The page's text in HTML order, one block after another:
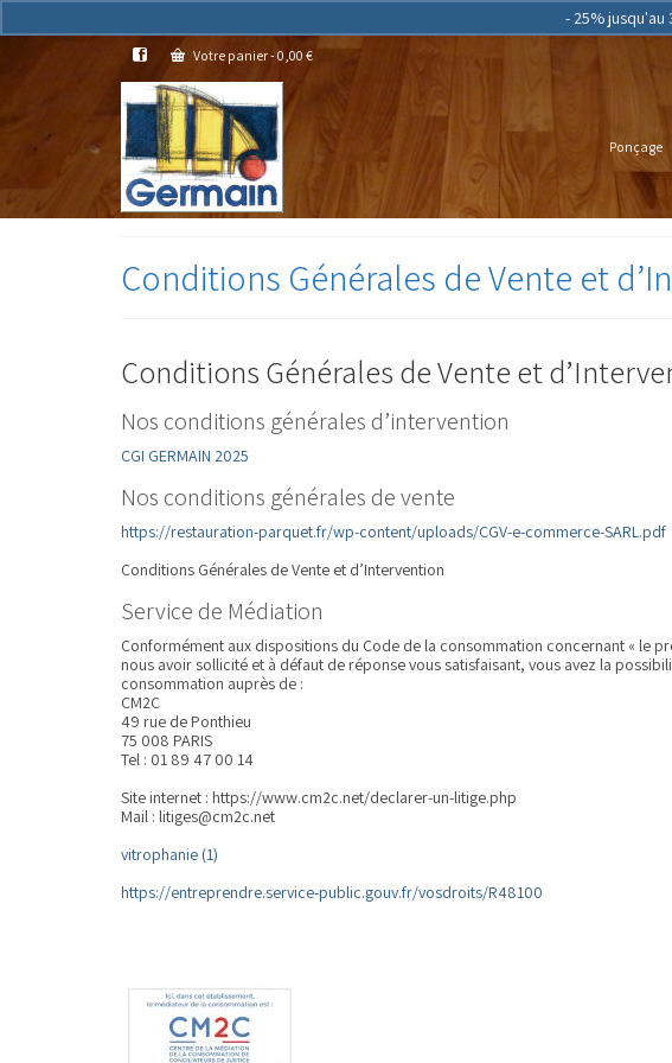
- 25%
Votre panier-0,00 €
Ponçage
Conditions Générales de Vente et
Conditions Générales de Vente et
Nos conditions générales d’intervention
CGI GERMAIN 2025
Nos conditions générales de vente
https://restauration-parquet.fr/wp-content/uploads/CGV-e-commerce-SARL.pdf
Conditions Générales de Vente et d’Intervention
Service de Médiation
Conformément aux dispositions du Code de la consommation concernant « le
nous avoir sollicité et à défaut de réponse vous satisfaisant, vous avez la
consommation auprès de :
CM2C
49 rue de Ponthieu
75 008 PARIS
Tel : 01 89 47 00 14
Site internet : https://www.cm2c.net/declarer-un-litige.php
Mail : litiges@cm2c.net
vitrophanie (1)
https://entreprendre.service-public.gouv.fr/vosdroits/R48100